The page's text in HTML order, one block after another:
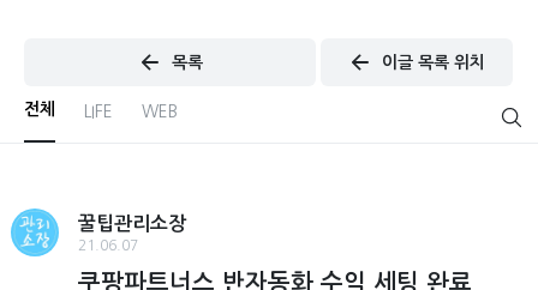
목록 이글 목록 위치
전체 LIFE WEB
꿀팁관리소장
21.06.07
쿠팡파트너스 반자동화 수익 세팅 완료